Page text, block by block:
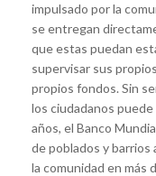
impulsado por la
se entregan
que estas puedan
supervisar sus
propios fondos. Sin
los ciudadanos
años, el Banco
de poblados y
la comunidad en más